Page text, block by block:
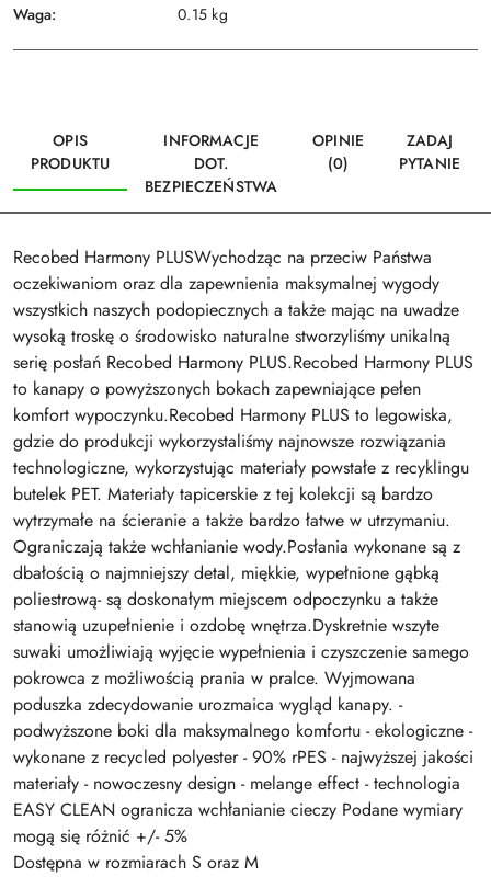
Waga: 0.15 kg
OPIS
PRODUKTU
INFORMACJE
DOT.
BEZPIECZEŃSTWA
OPINIE
(0)
ZADAJ
PYTANIE
Recobed Harmony PLUSWychodząc na przeciw Państwa
oczekiwaniom oraz dla zapewnienia maksymalnej wygody
wszystkich naszych podopiecznych a także mając na uwadze
wysoką troskę o środowisko naturalne stworzyliśmy unikalną
serię posłań Recobed Harmony PLUS.Recobed Harmony PLUS
to kanapy o powyższonych bokach zapewniające pełen
komfort wypoczynku.Recobed Harmony PLUS to legowiska,
gdzie do produkcji wykorzystaliśmy najnowsze rozwiązania
technologiczne, wykorzystując materiały powstałe z recyklingu
butelek PET. Materiały tapicerskie z tej kolekcji są bardzo
wytrzymałe na ścieranie a także bardzo łatwe w utrzymaniu.
Ograniczają także wchłanianie wody.Posłania wykonane są z
dbałością o najmniejszy detal, miękkie, wypełnione gąbką
poliestrową- są doskonałym miejscem odpoczynku a także
stanowią uzupełnienie i ozdobę wnętrza.Dyskretnie wszyte
suwaki umożliwiają wyjęcie wypełnienia i czyszczenie samego
pokrowca z możliwością prania w pralce. Wyjmowana
poduszka zdecydowanie urozmaica wygląd kanapy. -
podwyższone boki dla maksymalnego komfortu - ekologiczne -
wykonane z recycled polyester - 90% rPES - najwyższej jakości
materiały - nowoczesny design - melange effect - technologia
EASY CLEAN ogranicza wchłanianie cieczy Podane wymiary
mogą się różnić +/- 5%
Dostępna w rozmiarach S oraz M